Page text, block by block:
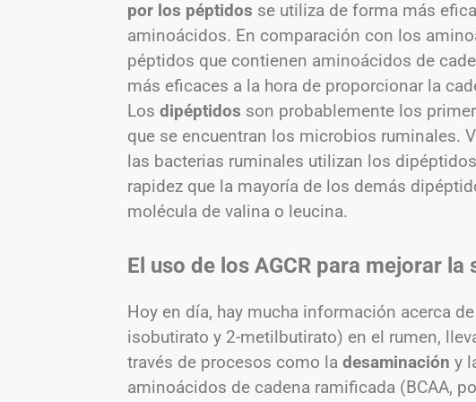
por los péptidos se utiliza de forma más
aminoácidos. En comparación con los
péptidos que contienen aminoácidos de
más eficaces a la hora de proporcionar la
Los dipéptidos son probablemente los
que se encuentran los microbios ruminales.
las bacterias ruminales utilizan los
rapidez que la mayoría de los demás
molécula de valina o leucina.
El uso de los AGCR para mejorar la
Hoy en día, hay mucha información acerca
isobutirato y 2-metilbutirato) en el rumen,
través de procesos como la desaminación y
aminoácidos de cadena ramificada (BCAA,